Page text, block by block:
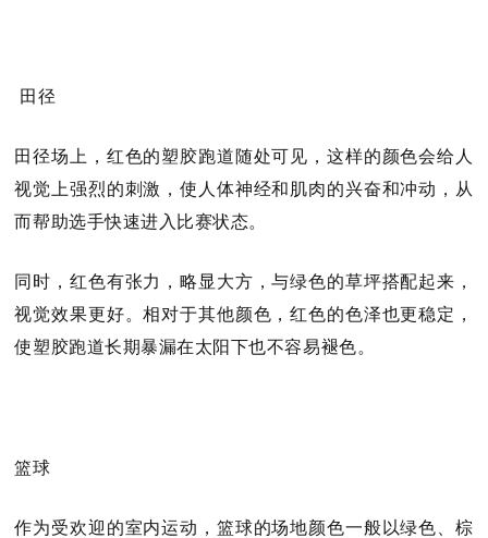
田径
田径场上，红色的塑胶跑道随处可见，这样的颜色会给人
视觉上强烈的刺激，使人体神经和肌肉的兴奋和冲动，从
而帮助选手快速进入比赛状态。
同时，红色有张力，略显大方，与绿色的草坪搭配起来，
视觉效果更好。相对于其他颜色，红色的色泽也更稳定，
使塑胶跑道长期暴漏在太阳下也不容易褪色。
篮球
作为受欢迎的室内运动，篮球的场地颜色一般以绿色、棕